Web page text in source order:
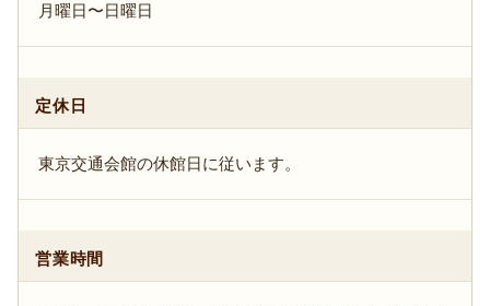
月曜日〜日曜日
定休日
東京交通会館の休館日に従います。
営業時間